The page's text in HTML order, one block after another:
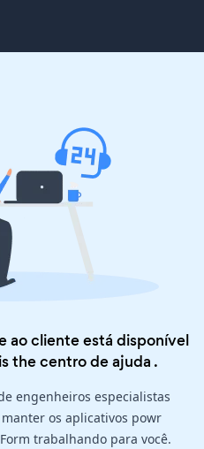
ao cliente está disponível
thecentro de ajuda .
engenheiros especialistas
os aplicativos powr
trabalhando para você.